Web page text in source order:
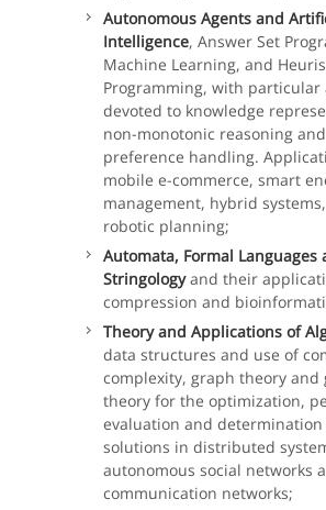
Autonomous Agents and
Intelligence, Answer Set
Machine Learning, and
Programming, with particular
devoted to knowledge
non-monotonic reasoning and
preference handling.
mobile e-commerce, smart
management, hybrid
robotic planning;
Automata, Formal Languages
Stringologyand their
compression and
Theory and Applications of
data structures and use of
complexity, graph theory and
theory for the optimization,
evaluation and
solutions in distributed
autonomous social networks
communication networks;